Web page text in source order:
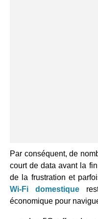
Par conséquent, de
court de data avant la
de la frustration et
Wi-Fi domestique
économique pour